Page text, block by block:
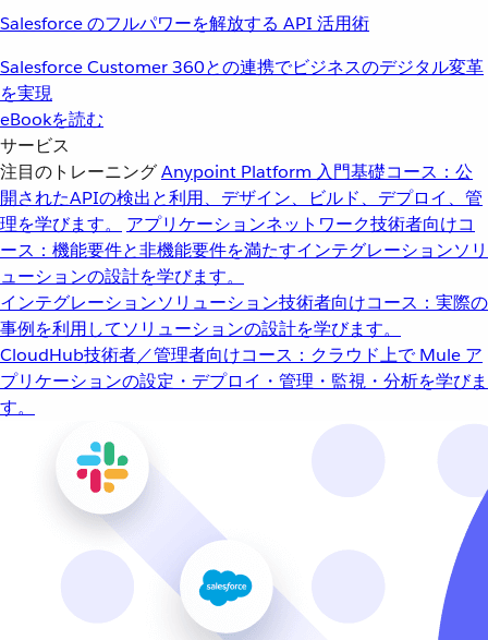
Salesforce のフルパワーを解放する API 活用術
Salesforce Customer 360との連携でビジネスのデジタル変革
を実現
eBookを読む
サービス
注目のトレーニングAnypoint Platform 入門基礎コース：公
開されたAPIの検出と利用、デザイン、ビルド、デプロイ、管
理を学びます。
アプリケーションネットワーク技術者向けコ
ース：機能要件と非機能要件を満たすインテグレーションソリ
ューションの設計を学びます。
インテグレーションソリューション技術者向けコース：実際の
事例を利用してソリューションの設計を学びます。
CloudHub技術者／管理者向けコース：クラウド上で Mule ア
プリケーションの設定・デプロイ・管理・監視・分析を学びま
す。